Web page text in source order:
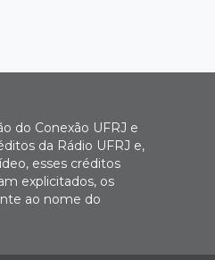
do Conexão UFRJ e
da Rádio UFRJ e,
esses créditos
explicitados, os
ao nome do